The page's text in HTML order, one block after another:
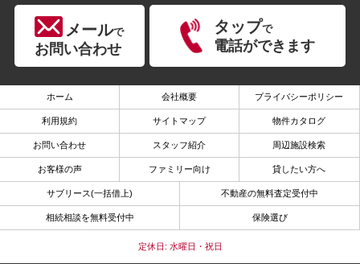
メールで
お問い合わせ
タップで
電話ができます
ホーム 会社概要 プライバシーポリシー
利用規約 サイトマップ 物件カタログ
お問い合わせ スタッフ紹介 周辺施設検索
お客様の声 ファミリー向け 貸したい方へ
サブリース(一括借上) 不動産の無料査定受付中
相続相談を無料受付中 保険選び
定休日: 水曜日・祝日